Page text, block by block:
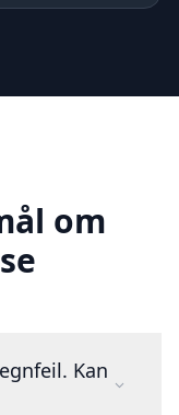
om
Kan